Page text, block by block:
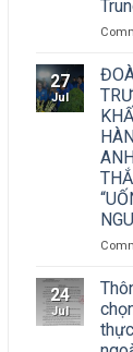
27
Jul
24
Jul